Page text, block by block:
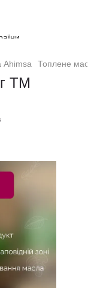
Ahimsa Топлене
TM